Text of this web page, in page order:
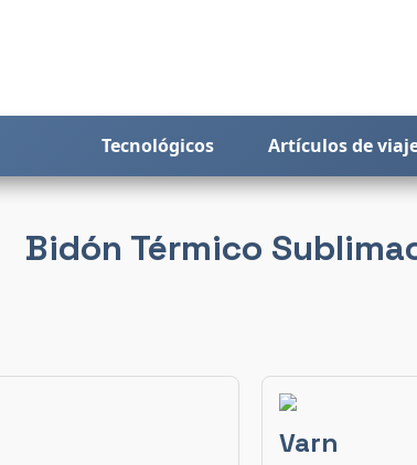
Tecnológicos Artículos de
Bidón Térmico
Varn